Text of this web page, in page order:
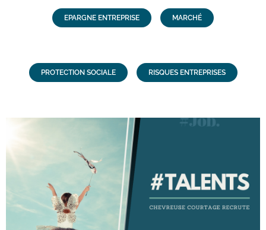
EPARGNE ENTREPRISE MARCHÉ
PROTECTION SOCIALE RISQUES ENTREPRISES